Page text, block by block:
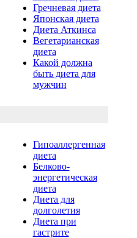
Гречневая диета
Японская диета
Диета Аткинса
Вегетарианская
диета
Какой должна
быть диета для
мужчин
Гипоаллергенная
диета
Белково-
энергетическая
диета
Диета для
долголетия
Диета при
гастрите